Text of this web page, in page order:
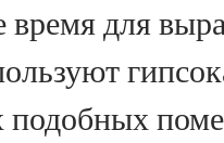
для
подобных